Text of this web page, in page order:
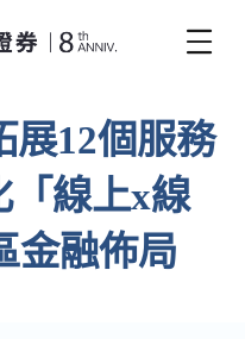
展12個服務
「線上x線
金融佈局